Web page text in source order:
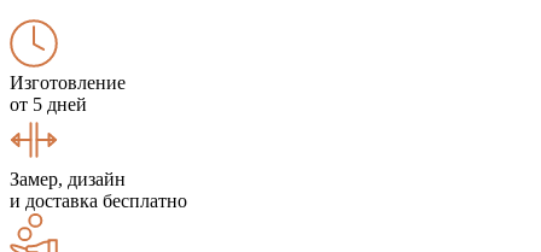
Изготовление
от 5 дней
Замер, дизайн
и доставка бесплатно